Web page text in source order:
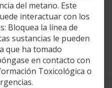
del metano. Este
interactuar con los
Bloquea la línea de
sustancias le pueden
que ha tomado
en contacto con
Toxicológica o